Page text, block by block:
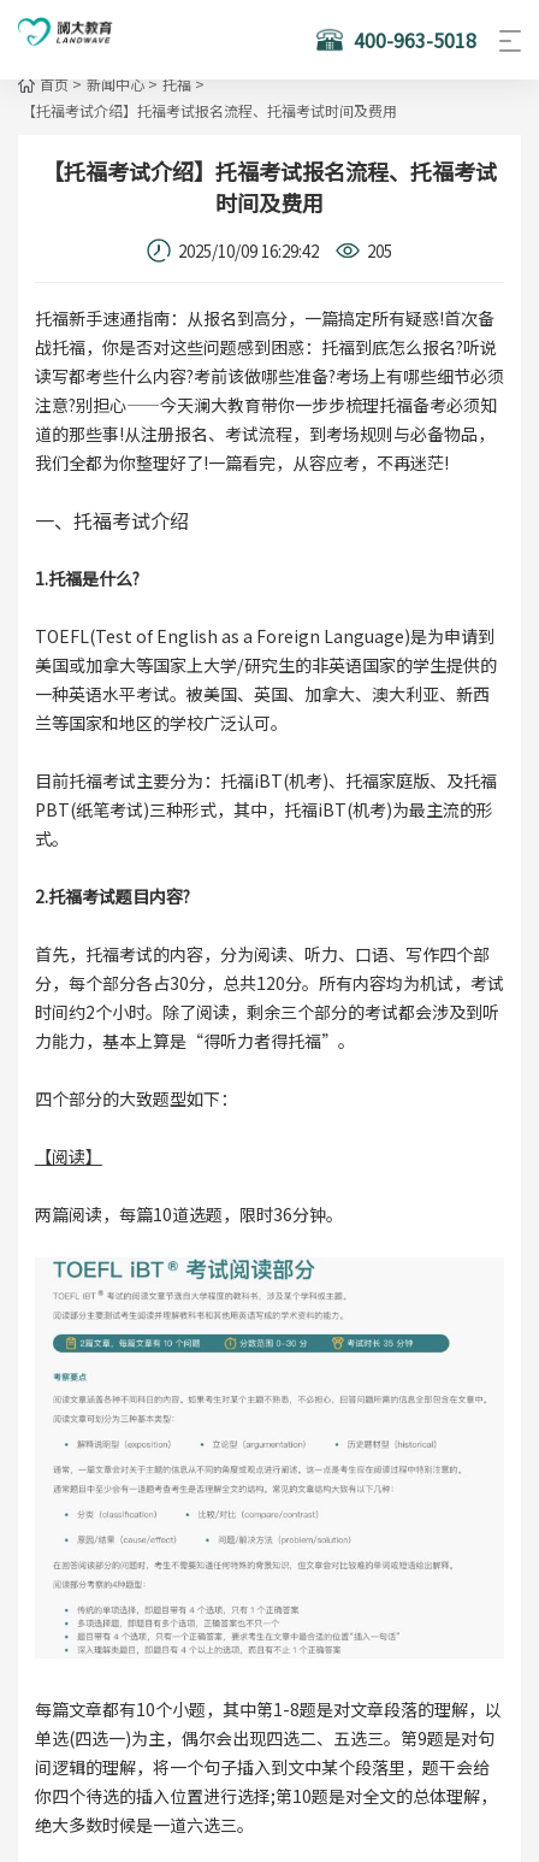
400-963-5018
首页 > 新闻中心 > 托福 >
【托福考试介绍】托福考试报名流程、托福考试时间及费用
【托福考试介绍】托福考试报名流程、托福考试
时间及费用
2025/10/09 16:29:42 205
托福新手速通指南：从报名到高分，一篇搞定所有疑惑!首次备
战托福，你是否对这些问题感到困惑：托福到底怎么报名?听说
读写都考些什么内容?考前该做哪些准备?考场上有哪些细节必须
注意?别担心——今天澜大教育带你一步步梳理托福备考必须知
道的那些事!从注册报名、考试流程，到考场规则与必备物品，
我们全都为你整理好了!一篇看完，从容应考，不再迷茫!
一、托福考试介绍
1.托福是什么?
TOEFL(Test of English as a Foreign Language)是为申请到
美国或加拿大等国家上大学/研究生的非英语国家的学生提供的
一种英语水平考试。被美国、英国、加拿大、澳大利亚、新西
兰等国家和地区的学校广泛认可。
目前托福考试主要分为：托福iBT(机考)、托福家庭版、及托福
PBT(纸笔考试)三种形式，其中，托福iBT(机考)为最主流的形
式。
2.托福考试题目内容?
首先，托福考试的内容，分为阅读、听力、口语、写作四个部
分，每个部分各占30分，总共120分。所有内容均为机试，考试
时间约2个小时。除了阅读，剩余三个部分的考试都会涉及到听
力能力，基本上算是“得听力者得托福”。
四个部分的大致题型如下：
【阅读】
两篇阅读，每篇10道选题，限时36分钟。
每篇文章都有10个小题，其中第1-8题是对文章段落的理解，以
单选(四选一)为主，偶尔会出现四选二、五选三。第9题是对句
间逻辑的理解，将一个句子插入到文中某个段落里，题干会给
你四个待选的插入位置进行选择;第10题是对全文的总体理解，
绝大多数时候是一道六选三。